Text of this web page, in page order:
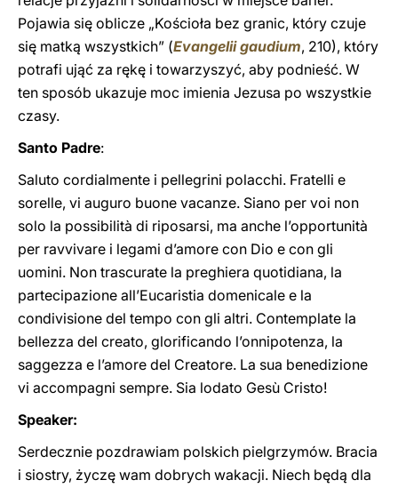
Pojawia się oblicze „Kościoła bez granic, który czuje
się matką wszystkich” (Evangelii gaudium, 210), który
potrafi ująć za rękę i towarzyszyć, aby podnieść. W
ten sposób ukazuje moc imienia Jezusa po wszystkie
czasy.
Santo Padre:
Saluto cordialmente i pellegrini polacchi. Fratelli e
sorelle, vi auguro buone vacanze. Siano per voi non
solo la possibilità di riposarsi, ma anche l’opportunità
per ravvivare i legami d’amore con Dio e con gli
uomini. Non trascurate la preghiera quotidiana, la
partecipazione all’Eucaristia domenicale e la
condivisione del tempo con gli altri. Contemplate la
bellezza del creato, glorificando l’onnipotenza, la
saggezza e l’amore del Creatore. La sua benedizione
vi accompagni sempre. Sia lodato Gesù Cristo!
Speaker:
Serdecznie pozdrawiam polskich pielgrzymów. Bracia
i siostry, życzę wam dobrych wakacji. Niech będą dla